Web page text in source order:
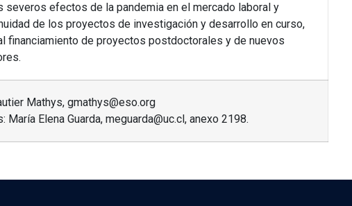
severos efectos de la pandemia en el mercado laboral y
de los proyectos de investigación y desarrollo en curso,
financiamiento de proyectos postdoctorales y de nuevos
Mathys, gmathys@eso.org
María Elena Guarda, meguarda@uc.cl, anexo 2198.